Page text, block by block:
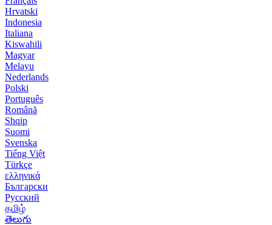
Hrvatski
Indonesia
Italiana
Kiswahili
Magyar
Melayu
Nederlands
Polski
Português
Română
Shqip
Suomi
Svenska
Tiếng Việt
Türkçe
ελληνικά
Български
Русский
தமிழ்
తెలుగు